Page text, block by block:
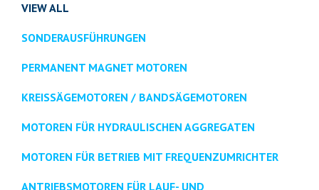
VIEW ALL
SONDERAUSFÜHRUNGEN
PERMANENT MAGNET MOTOREN
KREISSÄGEMOTOREN / BANDSÄGEMOTOREN
MOTOREN FÜR HYDRAULISCHEN AGGREGATEN
MOTOREN FÜR BETRIEB MIT FREQUENZUMRICHTER
ANTRIEBSMOTOREN FÜR LAUF- UND